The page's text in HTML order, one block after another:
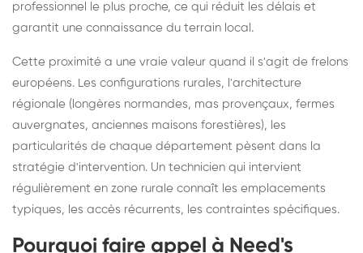
professionnel le plus proche, ce qui réduit les délais et
garantit une connaissance du terrain local.
Cette proximité a une vraie valeur quand il s'agit de frelons
européens. Les configurations rurales, l'architecture
régionale (longères normandes, mas provençaux, fermes
auvergnates, anciennes maisons forestières), les
particularités de chaque département pèsent dans la
stratégie d'intervention. Un technicien qui intervient
régulièrement en zone rurale connaît les emplacements
typiques, les accès récurrents, les contraintes spécifiques.
Pourquoi faire appel à Need's